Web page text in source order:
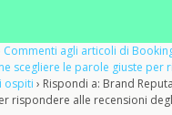
Commenti agli articoli di
scegliere le parole giuste per
ospiti › Rispondi a: Brand
rispondere alle recensioni